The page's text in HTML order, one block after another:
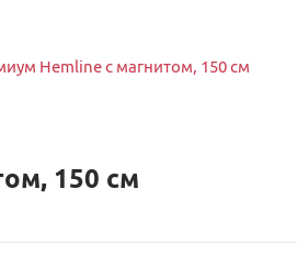
Hemline с магнитом, 150 см
150 см